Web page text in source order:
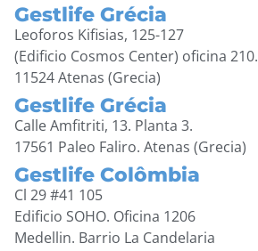
Gestlife Grécia
Leoforos Kifisias, 125-127
(Edificio Cosmos Center) oficina 210.
11524 Atenas (Grecia)
Gestlife Grécia
Calle Amfitriti, 13. Planta 3.
17561 Paleo Faliro. Atenas (Grecia)
Gestlife Colômbia
Cl 29 #41 105
Edificio SOHO. Oficina 1206
Medellin. Barrio La Candelaria